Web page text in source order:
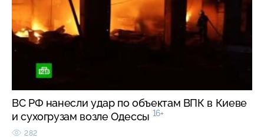
ВС РФ нанесли удар по объектам ВПК в Киеве
и сухогрузам возле Одессы 16+
282